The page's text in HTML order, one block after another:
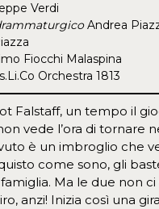
Verdi
Andrea
Fiocchi Malaspina
Orchestra 1813
Falstaff, un tempo il
vede l’ora di tornare
è un imbroglio che
come sono, gli
Ma le due non
anzi! Inizia così una